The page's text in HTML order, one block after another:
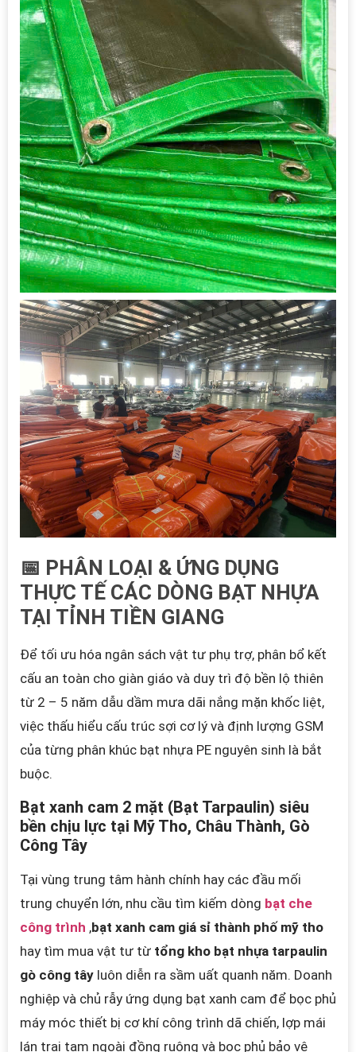
📅 PHÂN LOẠI & ỨNG DỤNG
THỰC TẾ CÁC DÒNG BẠT NHỰA
TẠI TỈNH TIỀN GIANG
Để tối ưu hóa ngân sách vật tư phụ trợ, phân bổ kết
cấu an toàn cho giàn giáo và duy trì độ bền lộ thiên
từ 2 – 5 năm dẫu dầm mưa dãi nắng mặn khốc liệt,
việc thấu hiểu cấu trúc sợi cơ lý và định lượng GSM
của từng phân khúc bạt nhựa PE nguyên sinh là bắt
buộc.
Bạt xanh cam 2 mặt (Bạt Tarpaulin) siêu
bền chịu lực tại Mỹ Tho, Châu Thành, Gò
Công Tây
Tại vùng trung tâm hành chính hay các đầu mối
trung chuyển lớn, nhu cầu tìm kiếm dòng bạt che
công trình ,bạt xanh cam giá sỉ thành phố mỹ tho
hay tìm mua vật tư từ tổng kho bạt nhựa tarpaulin
gò công tây luôn diễn ra sầm uất quanh năm. Doanh
nghiệp và chủ rẫy ứng dụng bạt xanh cam để bọc phủ
máy móc thiết bị cơ khí công trình dã chiến, lợp mái
lán trại tạm ngoài đồng ruộng và bọc phủ bảo vệ